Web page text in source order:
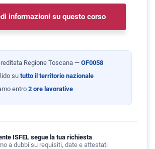
informazioni su questo corso
Regione Toscana — OF0058
su tutto il territorio nazionale
entro 2 ore lavorative
ISFEL segue la tua richiesta
a dubbi su requisiti, date e attestati